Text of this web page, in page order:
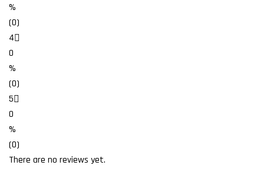
%
(0)
4
0
%
(0)
5
0
%
(0)
There are no reviews yet.